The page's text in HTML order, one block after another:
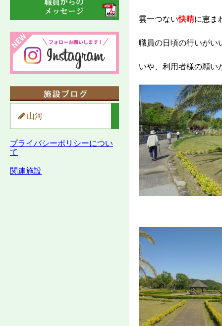
雲一つない快晴に恵ま
職員の日頃の行いがい
いや、利用者様の願い
山河
プライバシーポリシーについ
て
関連施設